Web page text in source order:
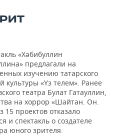
«Хәбибуллин
предлагали на
изучению татарского
культуры «Үз телем». Ранее
театра Булат Гатауллин,
на хоррор «Шайтан. Он.
проектов отказало
и спектакль о создателе
юного зрителя.